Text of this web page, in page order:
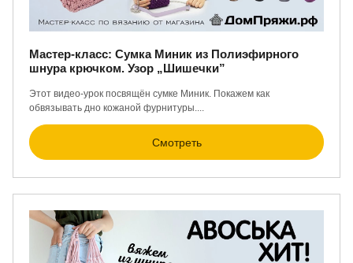
Мастер-класс: Сумка Миник из Полиэфирного
шнура крючком. Узор „Шишечки”
Этот видео-урок посвящён сумке Миник. Покажем как
обвязывать дно кожаной фурнитуры....
Смотреть